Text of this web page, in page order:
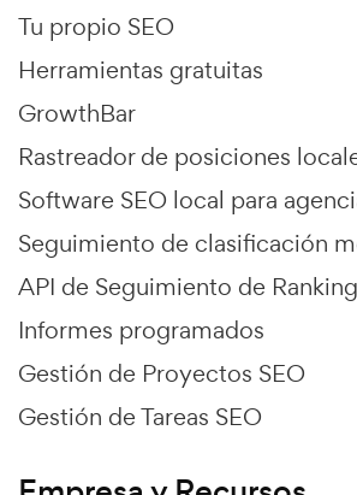
Tu propio SEO
Herramientas gratuitas
GrowthBar
Rastreador de posiciones
Software SEO local para
Seguimiento de clasificación
API de Seguimiento de
Informes programados
Gestión de Proyectos SEO
Gestión de Tareas SEO